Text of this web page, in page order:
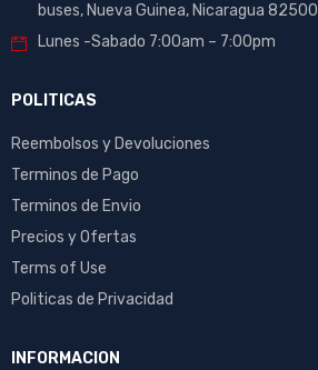
buses, Nueva Guinea, Nicaragua 82500
Lunes -Sabado 7:00am – 7:00pm
POLITICAS
Reembolsos y Devoluciones
Terminos de Pago
Terminos de Envio
Precios y Ofertas
Terms of Use
Politicas de Privacidad
INFORMACION